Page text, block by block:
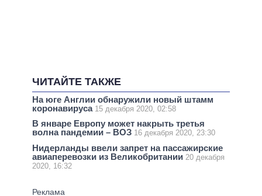
ЧИТАЙТЕ ТАКЖЕ
На юге Англии обнаружили новый штамм
коронавируса 15 декабря 2020, 02:58
В январе Европу может накрыть третья
волна пандемии – ВОЗ 16 декабря 2020, 23:30
Нидерланды ввели запрет на пассажирские
авиаперевозки из Великобритании 20 декабря
2020, 16:32